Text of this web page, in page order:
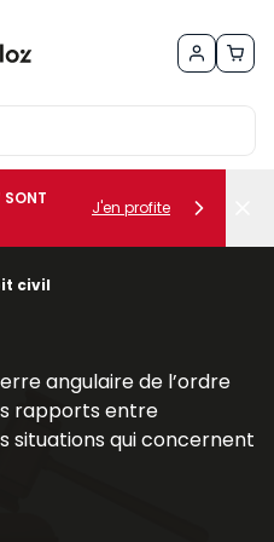
SONT
J'en profite
civil
angulaire de l’ordre
rapports entre
situations qui concernent
la famille, les
civile